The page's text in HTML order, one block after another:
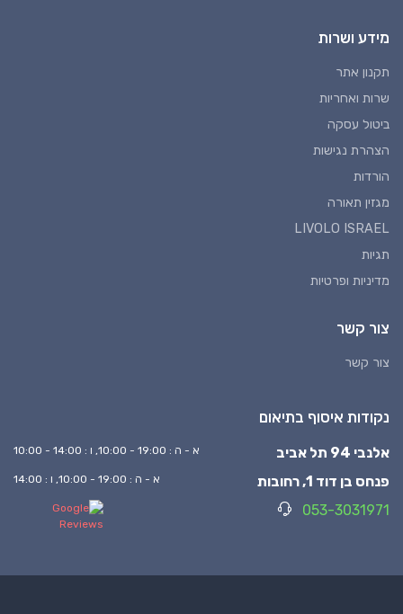
מידע ושרות
תקנון אתר
שרות ואחריות
ביטול עסקה
הצהרת נגישות
הורדות
מגזין תאורה
LIVOLO ISRAEL
תגיות
מדיניות ופרטיות
צור קשר
צור קשר
נקודות איסוף בתיאום
אלנבי 94 תל אביב א - ה : 19:00 - 10:00, ו : 14:00 - 10:00
פנחס בן דוד 1, רחובות א - ה : 19:00 - 10:00, ו : 14:00
053-3031971